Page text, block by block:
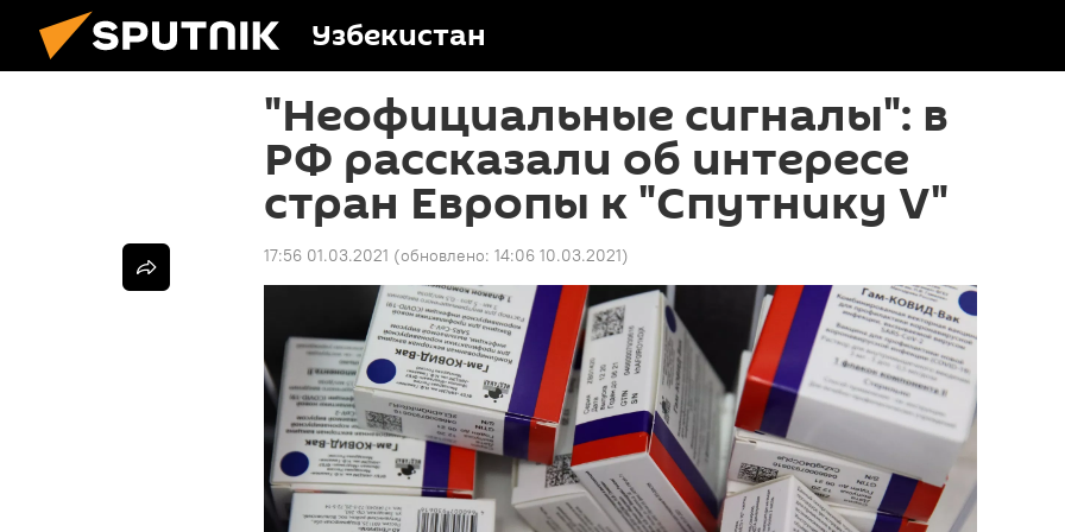
Узбекистан
"Неофициальные сигналы": в
РФ рассказали об интересе
стран Европы к "Спутнику V"
17:56 01.03.2021 (обновлено: 14:06 10.03.2021)